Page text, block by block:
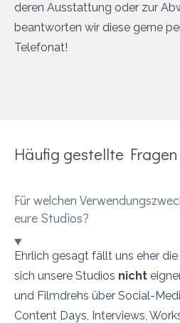
deren Ausstattung oder zur
beantworten wir diese gerne
Telefonat!
Häufig gestellte Fragen
Für welchen
eure Studios?
Ehrlich gesagt fällt uns eher
sich unsere Studios nicht
und Filmdrehs über Social-
Content Days, Interviews,